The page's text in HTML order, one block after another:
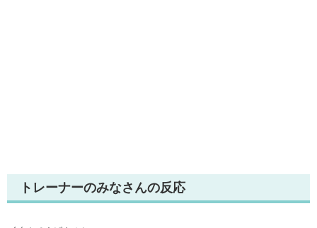
トレーナーのみなさんの反応